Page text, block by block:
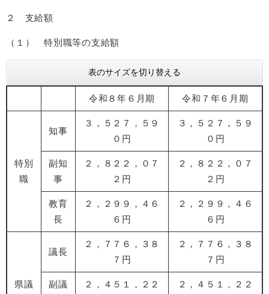
２ 支給額
（１） 特別職等の支給額
表のサイズを切り替える
令和８年６月期 令和７年６月期
特別
職
知事
３，５２７，５９
０円
３，５２７，５９
０円
副知
事
２，８２２，０７
２円
２，８２２，０７
２円
教育
長
２，２９９，４６
６円
２，２９９，４６
６円
県議
議長
２，７７６，３８
７円
２，７７６，３８
７円
副議
２，４５１，２２
２，４５１，２２